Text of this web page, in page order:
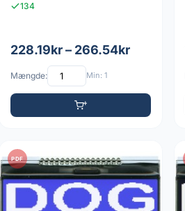
134
228.19kr – 266.54kr
Mængde: Min: 1
PDF